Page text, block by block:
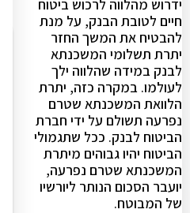
ידרוש מהלווה לרכוש ביטוח
חיים לטובת הבנק, על מנת
להבטיח את המשך החזר
יתרת תשלומי המשכנתא
לבנק במידה שהלווה ילך
לעולמו. במקרה כזה, יתרת
הלוואת המשכנתא שטרם
נפרעה תשולם על ידי חברת
הביטוח לבנק. ככל שתגמולי
הביטוח יהיו גבוהים מיתרת
המשכנתא שטרם נפרעה,
יועבר הסכום הנותר ליורשיו
של המבוטח.